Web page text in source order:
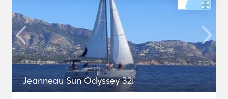
Jeanneau Sun Odyssey 32i